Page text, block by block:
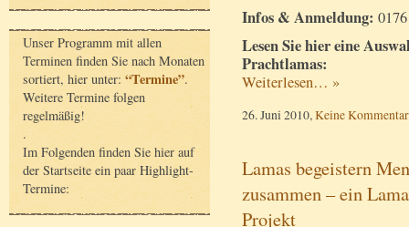
Unser Programm mit allen
Terminen finden Sie nach Monaten
sortiert, hier unter: “Termine”.
Weitere Termine folgen
regelmäßig!
.
Im Folgenden finden Sie hier auf
der Startseite ein paar Highlight-
Termine:
Infos & Anmeldung:
Lesen Sie hier eine
Prachtlamas:
Weiterlesen… »
26. Juni 2010, Keine
Lamas begeistern
zusammen – ein
Projekt